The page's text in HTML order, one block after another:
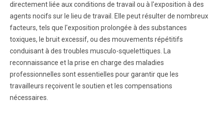
directement liée aux conditions de travail ou à l'exposition à des
agents nocifs sur le lieu de travail. Elle peut résulter de nombreux
facteurs, tels que l'exposition prolongée à des substances
toxiques, le bruit excessif, ou des mouvements répétitifs
conduisant à des troubles musculo-squelettiques. La
reconnaissance et la prise en charge des maladies
professionnelles sont essentielles pour garantir que les
travailleurs reçoivent le soutien et les compensations
nécessaires.